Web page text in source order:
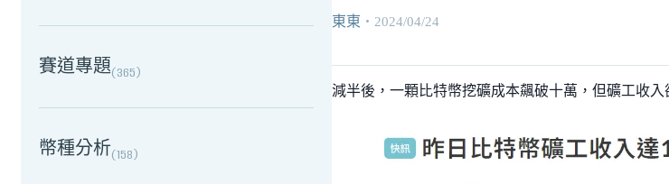
賽道專題(365)
幣種分析(158)
東東 ・ 2024/04/24
減半後，一顆比特幣挖礦成本飆破十萬，但礦工收入